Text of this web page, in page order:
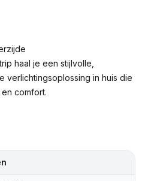
haal je een stijlvolle,
verlichtingsoplossing in huis die
comfort.